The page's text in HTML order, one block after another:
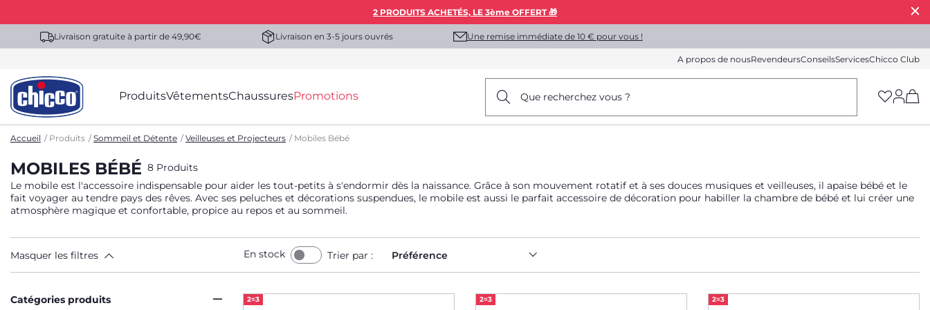
2 PRODUITS ACHETÉS, LE 3ème OFFERT 🎁
Livraison gratuite à partir de 49,90€ Livraison en 3-5 jours ouvrés Une remise immédiate de 10 € pour vous !
A propos de nousRevendeursConseilsServicesChicco Club
ProduitsVêtementsChaussuresPromotions Que recherchez vous ?
Accueil Produits Sommeil et Détente Veilleuses et Projecteurs Mobiles Bébé
MOBILES BÉBÉ 8 Produits
Le mobile est l'accessoire indispensable pour aider les tout-petits à s'endormir dès la naissance. Grâce à son mouvement rotatif et à ses douces musiques et veilleuses, il apaise bébé et le
fait voyager au tendre pays des rêves. Avec ses peluches et décorations suspendues, le mobile est aussi le parfait accessoire de décoration pour habiller la chambre de bébé et lui créer une
atmosphère magique et confortable, propice au repos et au sommeil.
Masquer les filtres En stock Trier par : Préférence
Catégories produits 2=3 2=3 2=3